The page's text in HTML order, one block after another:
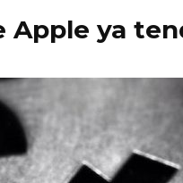
Apple ya